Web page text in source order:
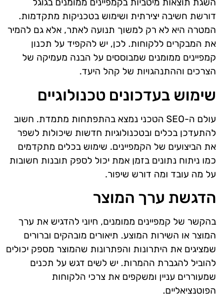
השגת תוצאות מיטביות בקמפיינים ממומנים בגוגל
דורשת חשיבה יצירתית ושימוש בטכניקות מתקדמות.
המטרה היא לא רק למשוך תנועה לאתר, אלא גם להמיר
את המבקרים ללקוחות. לכן, יש להקפיד על תכנון
קמפיינים ממומנים שמבוססים על הבנה מעמיקה של
הצרכים וההתנהגויות של קהל היעד.
שימוש בעדכונים טכנולוגיים
עולם ה-SEO הטכני נמצא בהתפתחות מתמדת. חשוב
להתעדכן בכלים ובטכנולוגיות חדשות שיכולות לשפר
את הביצועים של הקמפיינים. שימוש בכלים מתקדמים
כמו ניתוח נתונים בזמן אמת יכול לספק תובנות חשובות
על מה עובד ומה דורש שיפור.
הדגשת ערך המוצר
בהקשר של קמפיינים ממומנים, חיוני להדגיש את ערך
המוצר או השירות המוצע. תיאורים מובהקים וברורים
שמציגים את היתרונות והפתרונות שהמוצר מספק יכולים
להוביל להגברת ההמרות. יש לשים דגש על תכנים
שמעוררים עניין ומשקפים את צרכי הלקוחות
הפוטנציאליים.